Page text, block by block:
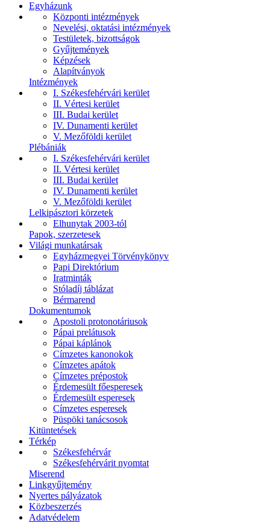
Egyházunk
Központi intézmények
Nevelési, oktatási intézmények
Testületek, bizottságok
Gyűjtemények
Képzések
Alapítványok
Intézmények
I. Székesfehérvári kerület
II. Vértesi kerület
III. Budai kerület
IV. Dunamenti kerület
V. Mezőföldi kerület
Plébániák
I. Székesfehérvári kerület
II. Vértesi kerület
III. Budai kerület
IV. Dunamenti kerület
V. Mezőföldi kerület
Lelkipásztori körzetek
Elhunytak 2003-tól
Papok, szerzetesek
Világi munkatársak
Egyházmegyei Törvénykönyv
Papi Direktórium
Iratminták
Stóladíj táblázat
Bérmarend
Dokumentumok
Apostoli protonotáriusok
Pápai prelátusok
Pápai káplánok
Címzetes kanonokok
Címzetes apátok
Címzetes prépostok
Érdemesült főesperesek
Érdemesült esperesek
Címzetes esperesek
Püspöki tanácsosok
Kitüntetések
Térkép
Székesfehérvár
Székesfehérvárit nyomtat
Miserend
Linkgyűjtemény
Nyertes pályázatok
Közbeszerzés
Adatvédelem